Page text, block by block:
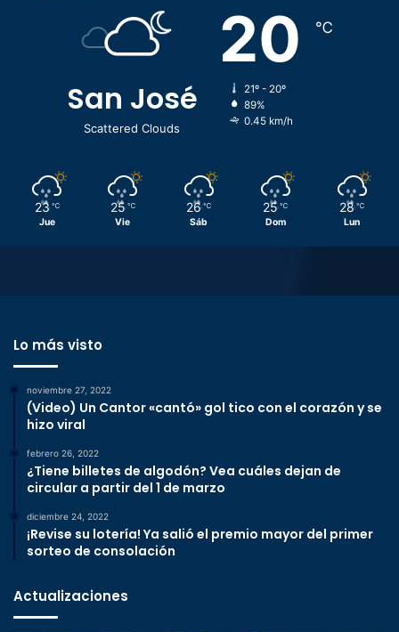
San José
Scattered Clouds
20 ℃
21º - 20º
89%
0.45 km/h
23 ℃
Jue
25 ℃
Vie
26 ℃
Sáb
25 ℃
Dom
28 ℃
Lun
Lo más visto
noviembre 27, 2022
(Video) Un Cantor «cantó» gol tico con el corazón y se
hizo viral
febrero 26, 2022
¿Tiene billetes de algodón? Vea cuáles dejan de
circular a partir del 1 de marzo
diciembre 24, 2022
¡Revise su lotería! Ya salió el premio mayor del primer
sorteo de consolación
Actualizaciones